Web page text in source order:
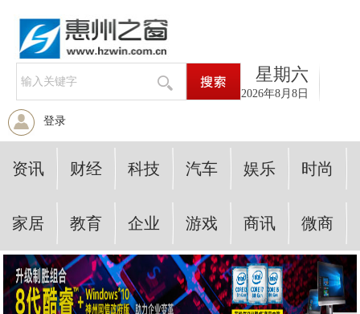
星期六
2026年8月8日
登录
资讯 财经 科技 汽车 娱乐 时尚
家居 教育 企业 游戏 商讯 微商